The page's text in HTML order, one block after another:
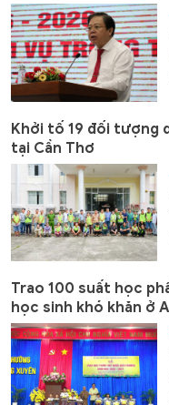
Khởi tố 19 đối tượng
tại Cần Thơ
Trao 100 suất học
học sinh khó khăn ở